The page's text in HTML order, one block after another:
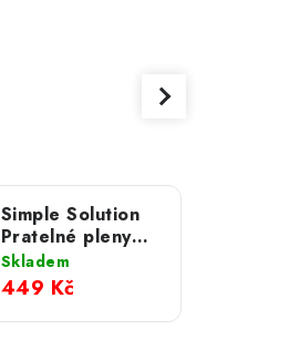
Simple Solution
Pratelné pleny
univerzální; S
Skladem
449 Kč